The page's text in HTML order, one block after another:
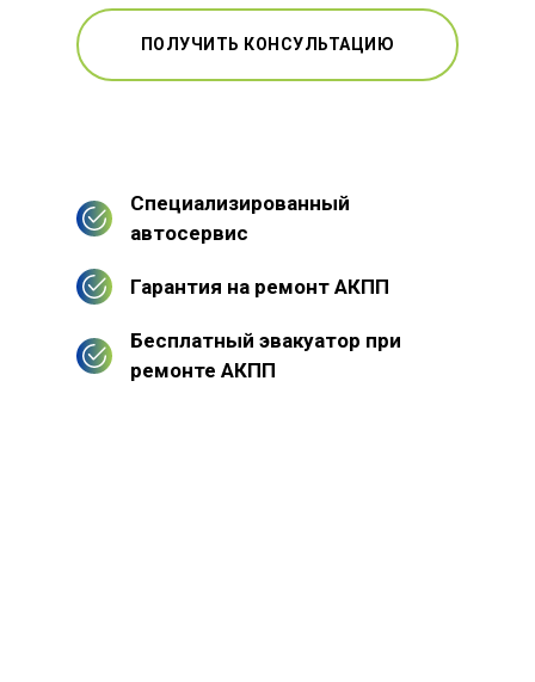
ПОЛУЧИТЬ КОНСУЛЬТАЦИЮ
Специализированный
автосервис
Гарантия на ремонт АКПП
Бесплатный эвакуатор при
ремонте АКПП